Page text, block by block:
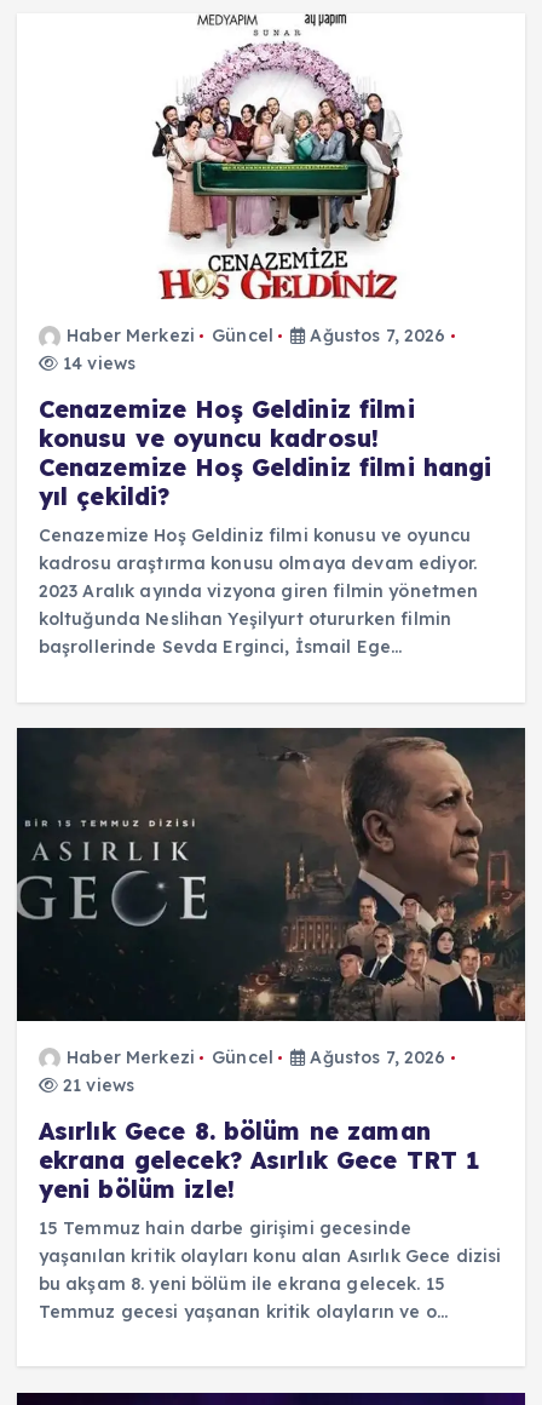
Haber Merkezi Güncel
Ağustos 7, 2026
14 views
Cenazemize Hoş Geldiniz filmi
konusu ve oyuncu kadrosu!
Cenazemize Hoş Geldiniz filmi hangi
yıl çekildi?
Cenazemize Hoş Geldiniz filmi konusu ve oyuncu
kadrosu araştırma konusu olmaya devam ediyor.
2023 Aralık ayında vizyona giren filmin yönetmen
koltuğunda Neslihan Yeşilyurt otururken filmin
başrollerinde Sevda Erginci, İsmail Ege…
Haber Merkezi Güncel
Ağustos 7, 2026
21 views
Asırlık Gece 8. bölüm ne zaman
ekrana gelecek? Asırlık Gece TRT 1
yeni bölüm izle!
15 Temmuz hain darbe girişimi gecesinde
yaşanılan kritik olayları konu alan Asırlık Gece dizisi
bu akşam 8. yeni bölüm ile ekrana gelecek. 15
Temmuz gecesi yaşanan kritik olayların ve o…